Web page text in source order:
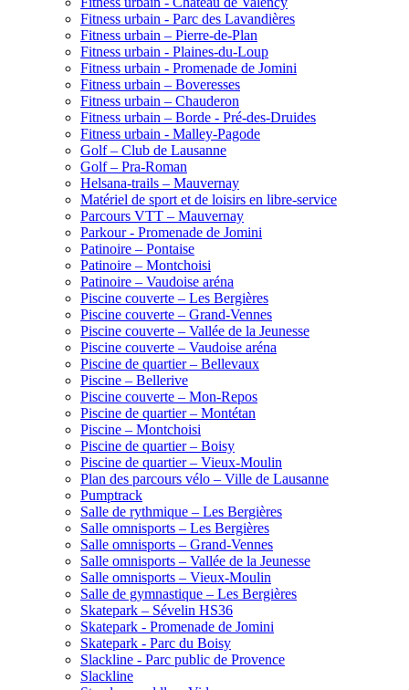
Fitness urbain - Parc des Lavandières
Fitness urbain – Pierre-de-Plan
Fitness urbain - Plaines-du-Loup
Fitness urbain - Promenade de Jomini
Fitness urbain – Boveresses
Fitness urbain – Chauderon
Fitness urbain – Borde - Pré-des-Druides
Fitness urbain - Malley-Pagode
Golf – Club de Lausanne
Golf – Pra-Roman
Helsana-trails – Mauvernay
Matériel de sport et de loisirs en libre-service
Parcours VTT – Mauvernay
Parkour - Promenade de Jomini
Patinoire – Pontaise
Patinoire – Montchoisi
Patinoire – Vaudoise aréna
Piscine couverte – Les Bergières
Piscine couverte – Grand-Vennes
Piscine couverte – Vallée de la Jeunesse
Piscine couverte – Vaudoise aréna
Piscine de quartier – Bellevaux
Piscine – Bellerive
Piscine couverte – Mon-Repos
Piscine de quartier – Montétan
Piscine – Montchoisi
Piscine de quartier – Boisy
Piscine de quartier – Vieux-Moulin
Plan des parcours vélo – Ville de Lausanne
Pumptrack
Salle de rythmique – Les Bergières
Salle omnisports – Les Bergières
Salle omnisports – Grand-Vennes
Salle omnisports – Vallée de la Jeunesse
Salle omnisports – Vieux-Moulin
Salle de gymnastique – Les Bergières
Skatepark – Sévelin HS36
Skatepark - Promenade de Jomini
Skatepark - Parc du Boisy
Slackline - Parc public de Provence
Slackline